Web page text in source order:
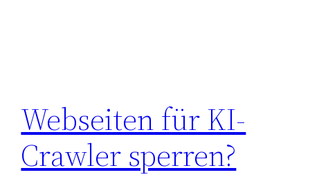
Webseiten für KI-
Crawler sperren?